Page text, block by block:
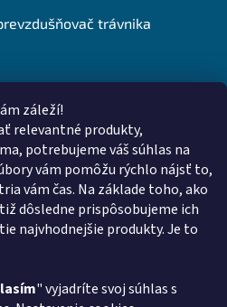
záleží!
relevantné produkty,
potrebujeme váš súhlas na
vám pomôžu rýchlo nájsť to,
vám čas. Na základe toho, ako
dôsledne prispôsobujeme ich
najvhodnejšie produkty. Je to
" vyjadríte svoj súhlas s
trávnika